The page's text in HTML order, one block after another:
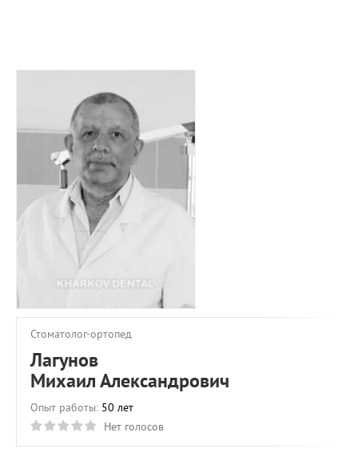
О ПРОЕКТЕ
Стоматолог-ортопед
Лагунов
Михаил Александрович
Опыт работы: 50 лет
Нет голосов